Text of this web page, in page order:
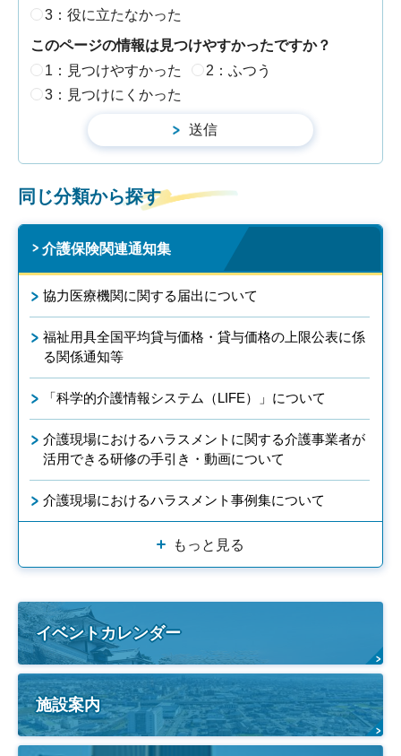
3：役に立たなかった
このページの情報は見つけやすかったですか？
1：見つけやすかった
2：ふつう
3：見つけにくかった
同じ分類から探す
介護保険関連通知集
協力医療機関に関する届出について
福祉用具全国平均貸与価格・貸与価格の上限公表に係
る関係通知等
「科学的介護情報システム（LIFE）」について
介護現場におけるハラスメントに関する介護事業者が
活用できる研修の手引き・動画について
介護現場におけるハラスメント事例集について
もっと見る
イベントカレンダー
施設案内